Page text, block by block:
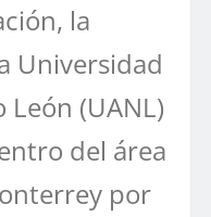
la
Universidad
(UANL)
del área
por